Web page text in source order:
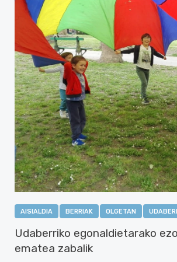
AISIALDIA BERRIAK OLGETAN
Udaberriko egonaldietarako
ematea zabalik